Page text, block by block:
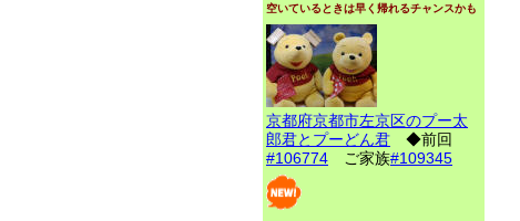
空いているときは早く帰れるチャンスかも
京都府京都市左京区のプー太
郎君とプーどん君 ◆前回
#106774 ご家族#109345